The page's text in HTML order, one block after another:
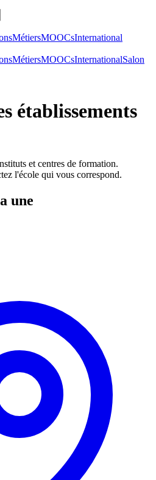
MétiersMOOCsInternational
MétiersMOOCsInternationalSalon
établissements
et centres de formation.
l'école qui vous correspond.
une